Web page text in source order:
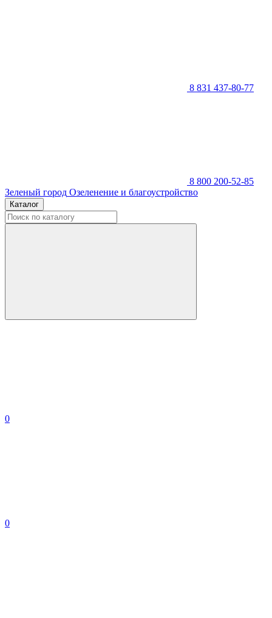
8 831 437-80-77
8 800 200-52-85
Зеленый город Озеленение и благоустройство
Каталог
0
0